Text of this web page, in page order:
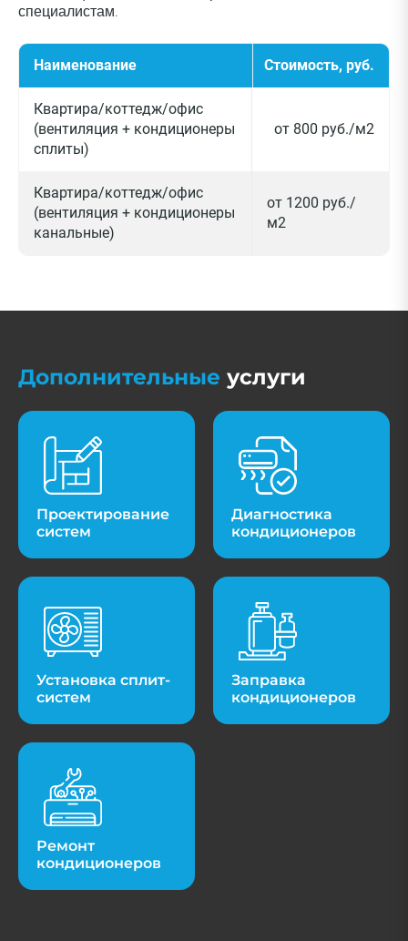
специалистам.
Наименование Стоимость, руб.
Квартира/коттедж/офис
(вентиляция + кондиционеры
сплиты)
от 800 руб./м2
Квартира/коттедж/офис
(вентиляция + кондиционеры
канальные)
от 1200 руб./
м2
Дополнительные услуги
Проектирование
систем
Диагностика
кондиционеров
Установка сплит-
систем
Заправка
кондиционеров
Ремонт
кондиционеров